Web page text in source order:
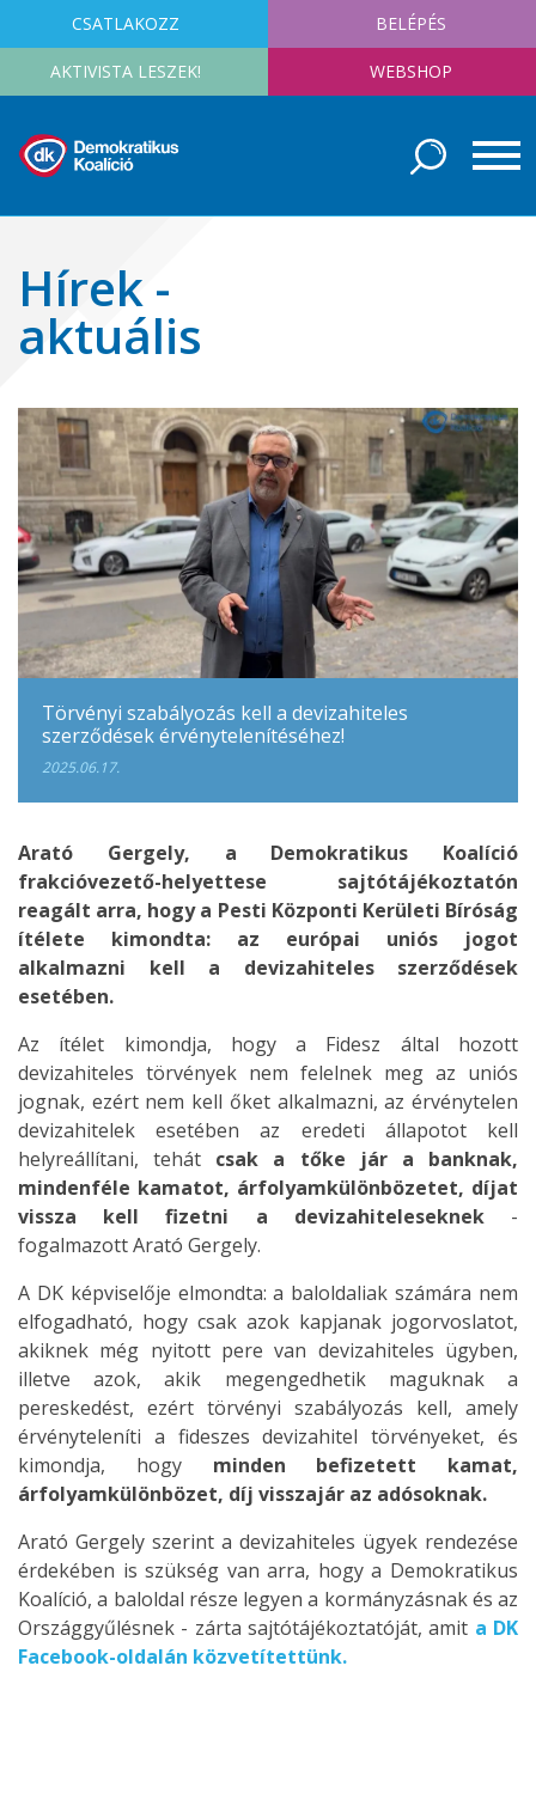
CSATLAKOZZ BELÉPÉS
AKTIVISTA LESZEK! WEBSHOP
Hírek -
aktuális
Törvényi szabályozás kell a devizahiteles
szerződések érvénytelenítéséhez!
2025.06.17.
Arató Gergely, a Demokratikus Koalíció
frakcióvezető-helyettese sajtótájékoztatón
reagált arra, hogy a Pesti Központi Kerületi Bíróság
ítélete kimondta: az európai uniós jogot
alkalmazni kell a devizahiteles szerződések
esetében.
Az ítélet kimondja, hogy a Fidesz által hozott
devizahiteles törvények nem felelnek meg az uniós
jognak, ezért nem kell őket alkalmazni, az érvénytelen
devizahitelek esetében az eredeti állapotot kell
helyreállítani, tehát csak a tőke jár a banknak,
mindenféle kamatot, árfolyamkülönbözetet, díjat
vissza kell fizetni a devizahiteleseknek-
fogalmazott Arató Gergely.
A DK képviselője elmondta: a baloldaliak számára nem
elfogadható, hogy csak azok kapjanak jogorvoslatot,
akiknek még nyitott pere van devizahiteles ügyben,
illetve azok, akik megengedhetik maguknak a
pereskedést, ezért törvényi szabályozás kell, amely
érvényteleníti a fideszes devizahitel törvényeket, és
kimondja, hogy minden befizetett kamat,
árfolyamkülönbözet, díj visszajár az adósoknak.
Arató Gergely szerint a devizahiteles ügyek rendezése
érdekében is szükség van arra, hogy a Demokratikus
Koalíció, a baloldal része legyen a kormányzásnak és az
Országgyűlésnek - zárta sajtótájékoztatóját, amit a DK
Facebook-oldalán közvetítettünk.